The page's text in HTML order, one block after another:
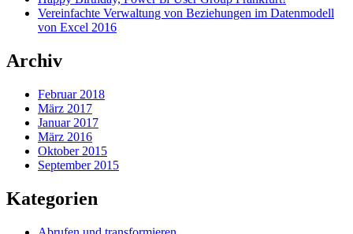
Vereinfachte Verwaltung von Beziehungen im Datenmodell
von Excel 2016
Archiv
Februar 2018
März 2017
Januar 2017
März 2016
Oktober 2015
September 2015
Kategorien